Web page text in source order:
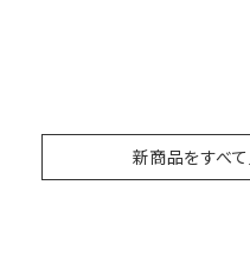
新商品をすべ